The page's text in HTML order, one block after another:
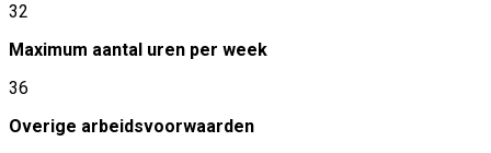
32
Maximum aantal uren per week
36
Overige arbeidsvoorwaarden